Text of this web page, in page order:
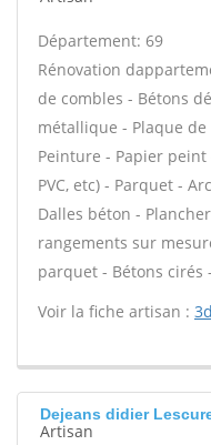
Département: 69
Rénovation
de combles - Bétons
métallique - Plaque
Peinture - Papier
PVC, etc) - Parquet -
Dalles béton -
rangements sur
parquet - Bétons cirés
Voir la fiche artisan :
Dejeans didier
Artisan